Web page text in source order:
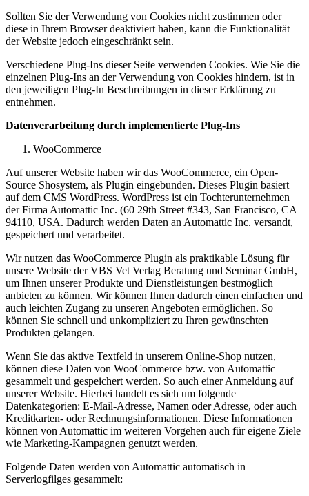
Sollten Sie der Verwendung von Cookies nicht zustimmen oder
diese in Ihrem Browser deaktiviert haben, kann die Funktionalität
der Website jedoch eingeschränkt sein.
Verschiedene Plug-Ins dieser Seite verwenden Cookies. Wie Sie die
einzelnen Plug-Ins an der Verwendung von Cookies hindern, ist in
den jeweiligen Plug-In Beschreibungen in dieser Erklärung zu
entnehmen.
Datenverarbeitung durch implementierte Plug-Ins
WooCommerce
Auf unserer Website haben wir das WooCommerce, ein Open-
Source Shosystem, als Plugin eingebunden. Dieses Plugin basiert
auf dem CMS WordPress. WordPress ist ein Tochterunternehmen
der Firma Automattic Inc. (60 29th Street #343, San Francisco, CA
94110, USA. Dadurch werden Daten an Automattic Inc. versandt,
gespeichert und verarbeitet.
Wir nutzen das WooCommerce Plugin als praktikable Lösung für
unsere Website der VBS Vet Verlag Beratung und Seminar GmbH,
um Ihnen unserer Produkte und Dienstleistungen bestmöglich
anbieten zu können. Wir können Ihnen dadurch einen einfachen und
auch leichten Zugang zu unseren Angeboten ermöglichen. So
können Sie schnell und unkompliziert zu Ihren gewünschten
Produkten gelangen.
Wenn Sie das aktive Textfeld in unserem Online-Shop nutzen,
können diese Daten von WooCommerce bzw. von Automattic
gesammelt und gespeichert werden. So auch einer Anmeldung auf
unserer Website. Hierbei handelt es sich um folgende
Datenkategorien: E-Mail-Adresse, Namen oder Adresse, oder auch
Kreditkarten- oder Rechnungsinformationen. Diese Informationen
können von Automattic im weiteren Vorgehen auch für eigene Ziele
wie Marketing-Kampagnen genutzt werden.
Folgende Daten werden von Automattic automatisch in
Serverlogfilges gesammelt: